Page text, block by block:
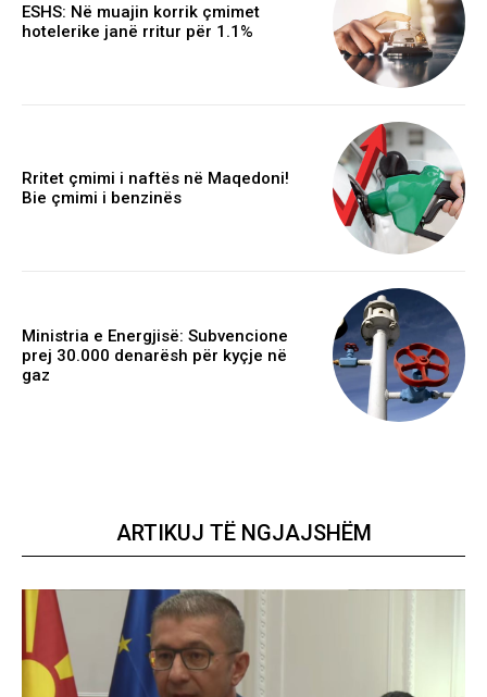
ESHS: Në muajin korrik çmimet
hotelerike janë rritur për 1.1%
Rritet çmimi i naftës në Maqedoni!
Bie çmimi i benzinës
Ministria e Energjisë: Subvencione
prej 30.000 denarësh për kyçje në
gaz
ARTIKUJ TË NGJAJSHËM